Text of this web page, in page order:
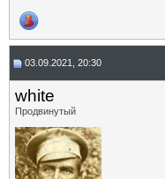
03.09.2021, 20:30
white
Продвинутый